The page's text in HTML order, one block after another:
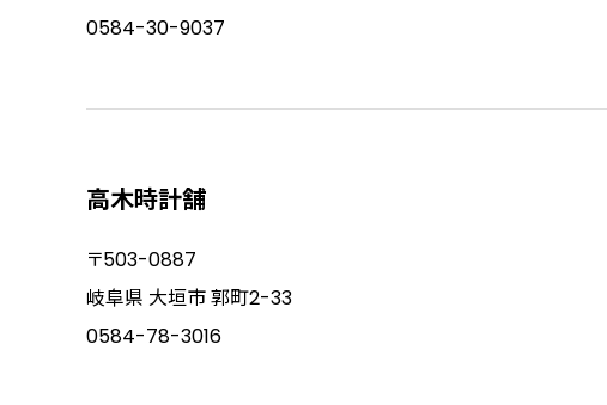
0584-30-9037
高木時計舗
〒503-0887
岐阜県 大垣市 郭町2-33
0584-78-3016